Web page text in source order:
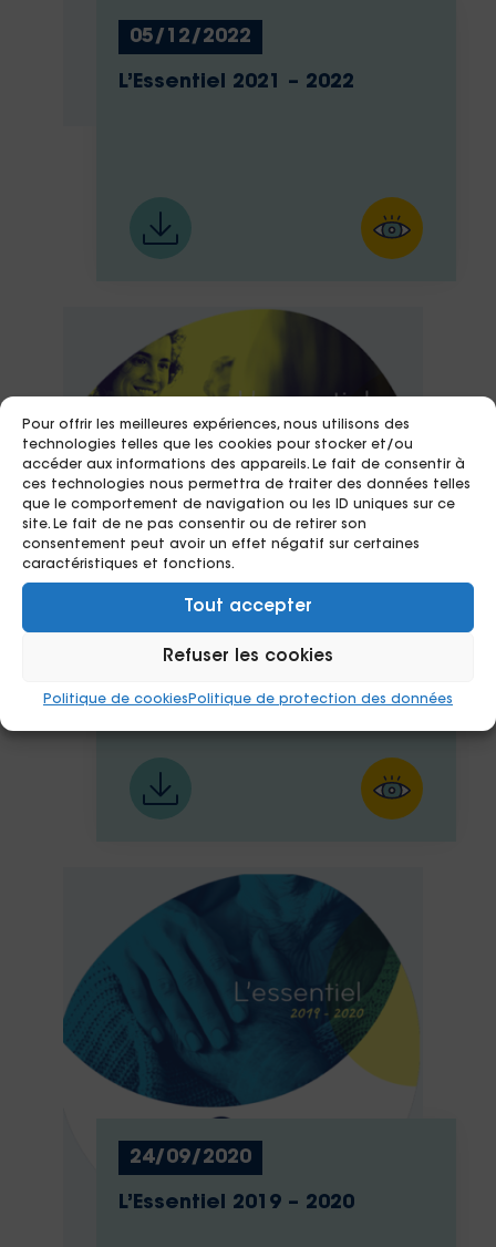
Pour offrir les meilleures expériences, nous utilisons des
technologies telles que les cookies pour stocker et/ou
accéder aux informations des appareils. Le fait de consentir à
ces technologies nous permettra de traiter des données telles
que le comportement de navigation ou les ID uniques sur ce
site. Le fait de ne pas consentir ou de retirer son
consentement peut avoir un effet négatif sur certaines
caractéristiques et fonctions.
Tout accepter
Refuser les cookies
Politique de cookies Politique de protection des données
Filter by
05/12/2022
L’Essentiel 2021 – 2022
09/09/2021
L’essentiel 2020 – 2021
24/09/2020
L’Essentiel 2019 – 2020